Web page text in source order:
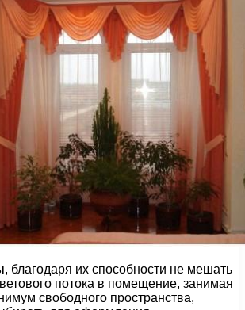
, благодаря их способности не мешать
потока в помещение, занимая
свободного пространства,